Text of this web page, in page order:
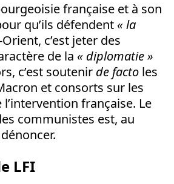
française et à son
qu’ils défendent « la
c’est jeter des
de la « diplomatie »
c’est soutenir de facto les
et consorts sur les
l’intervention française. Le
communistes est, au
LFI